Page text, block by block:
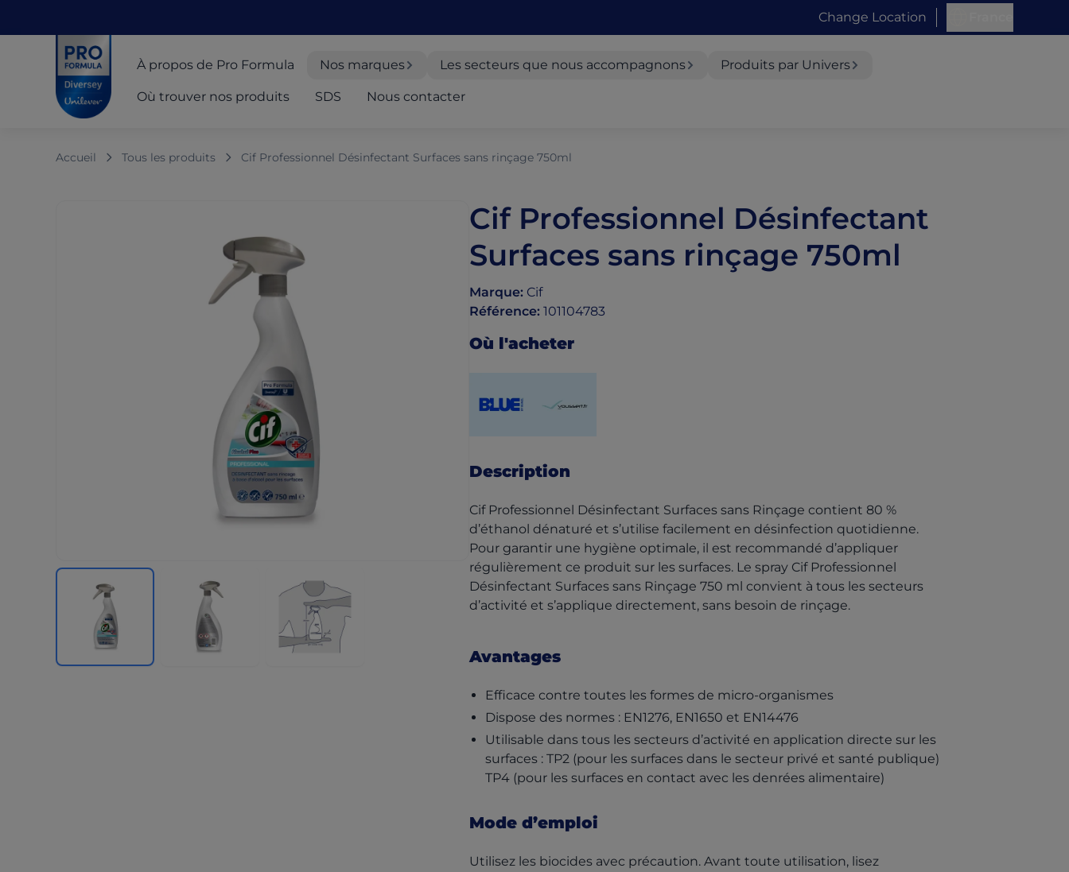
Change Location
Pro Formula
À propos de Pro Formula
Nos marques Les secteurs que nous accompagnons Produits par Univers
Où trouver nos produits SDS Nous contacter
Accueil Tous les produits Cif Professionnel Désinfectant Surfaces sans rinçage 750ml
Cif Professionnel Désinfectant
Surfaces sans rinçage 750ml
Marque: Cif
Référence: 101104783
Où l'acheter
Description
Cif Professionnel Désinfectant Surfaces sans Rinçage contient 80 %
d’éthanol dénaturé et s’utilise facilement en désinfection quotidienne.
Pour garantir une hygiène optimale, il est recommandé d’appliquer
régulièrement ce produit sur les surfaces. Le spray Cif Professionnel
Désinfectant Surfaces sans Rinçage 750 ml convient à tous les secteurs
d’activité et s’applique directement, sans besoin de rinçage.
Avantages
Efficace contre toutes les formes de micro-organismes
Dispose des normes : EN1276, EN1650 et EN14476
Utilisable dans tous les secteurs d’activité en application directe sur les
surfaces : TP2 (pour les surfaces dans le secteur privé et santé publique)
TP4 (pour les surfaces en contact avec les denrées alimentaire)
Mode d’emploi
Utilisez les biocides avec précaution. Avant toute utilisation, lisez